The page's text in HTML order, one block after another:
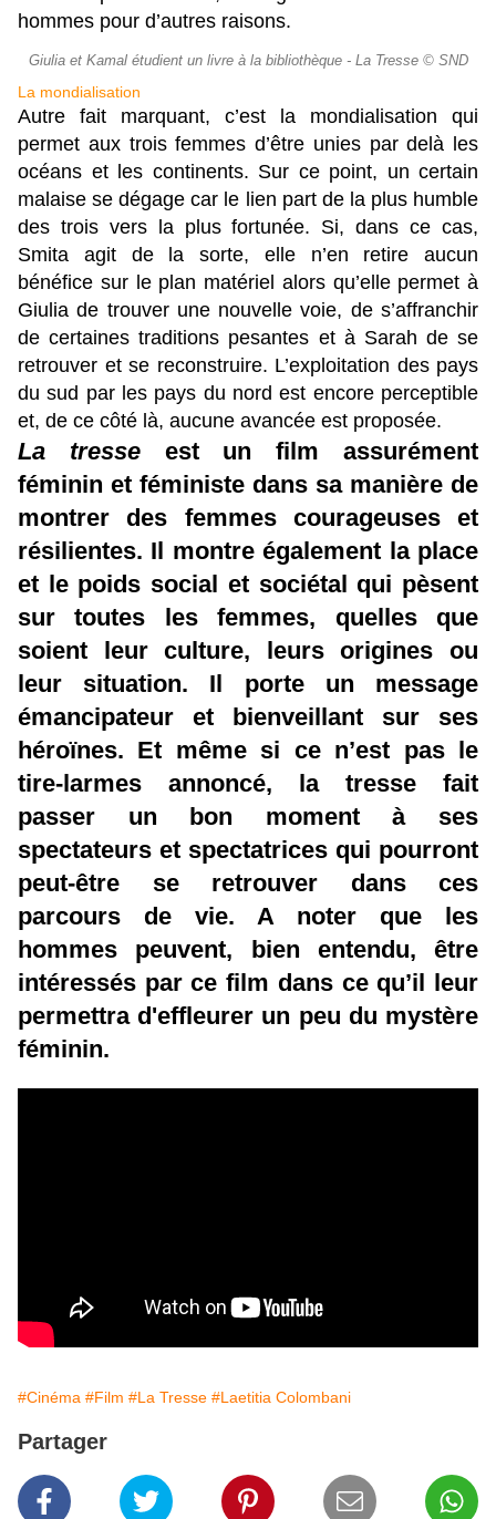
hommes pour d’autres raisons.
Giulia et Kamal étudient un livre à la bibliothèque - La Tresse © SND
La mondialisation
Autre fait marquant, c’est la mondialisation qui
permet aux trois femmes d’être unies par delà les
océans et les continents. Sur ce point, un certain
malaise se dégage car le lien part de la plus humble
des trois vers la plus fortunée. Si, dans ce cas,
Smita agit de la sorte, elle n’en retire aucun
bénéfice sur le plan matériel alors qu’elle permet à
Giulia de trouver une nouvelle voie, de s’affranchir
de certaines traditions pesantes et à Sarah de se
retrouver et se reconstruire. L’exploitation des pays
du sud par les pays du nord est encore perceptible
et, de ce côté là, aucune avancée est proposée.
La tresseest un film assurément
féminin et féministe dans sa manière de
montrer des femmes courageuses et
résilientes. Il montre également la place
et le poids social et sociétal qui pèsent
sur toutes les femmes, quelles que
soient leur culture, leurs origines ou
leur situation. Il porte un message
émancipateur et bienveillant sur ses
héroïnes. Et même si ce n’est pas le
tire-larmes annoncé, la tresse fait
passer un bon moment à ses
spectateurs et spectatrices qui pourront
peut-être se retrouver dans ces
parcours de vie. A noter que les
hommes peuvent, bien entendu, être
intéressés par ce film dans ce qu’il leur
permettra d'effleurer un peu du mystère
féminin.
#Cinéma #Film #La Tresse #Laetitia Colombani
Partager